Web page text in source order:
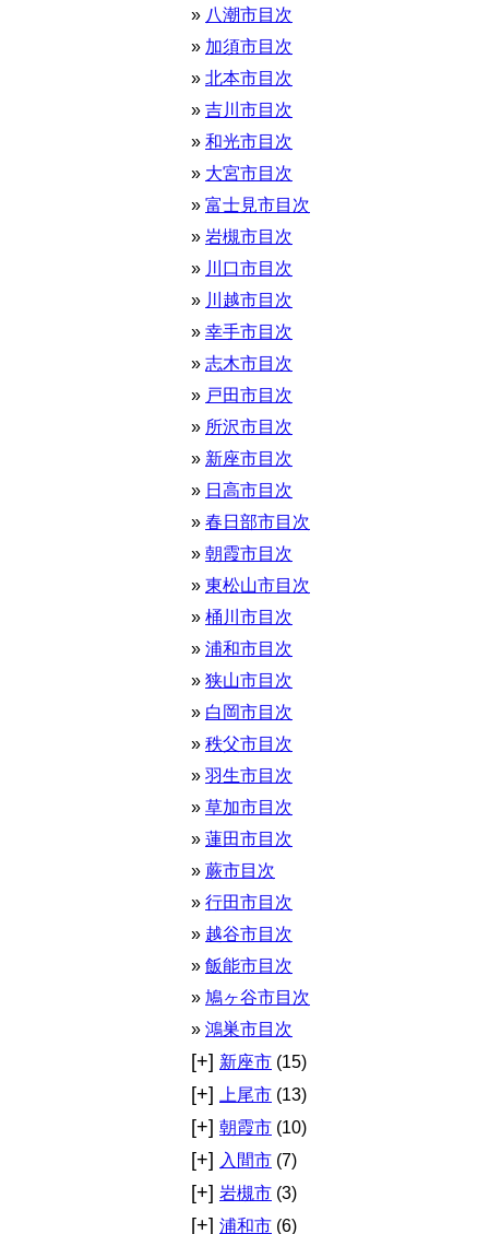
八潮市目次
加須市目次
北本市目次
吉川市目次
和光市目次
大宮市目次
富士見市目次
岩槻市目次
川口市目次
川越市目次
幸手市目次
志木市目次
戸田市目次
所沢市目次
新座市目次
日高市目次
春日部市目次
朝霞市目次
東松山市目次
桶川市目次
浦和市目次
狭山市目次
白岡市目次
秩父市目次
羽生市目次
草加市目次
蓮田市目次
蕨市目次
行田市目次
越谷市目次
飯能市目次
鳩ヶ谷市目次
鴻巣市目次
[+] 新座市 (15)
[+] 上尾市 (13)
[+] 朝霞市 (10)
[+] 入間市 (7)
[+] 岩槻市 (3)
[+] 浦和市 (6)